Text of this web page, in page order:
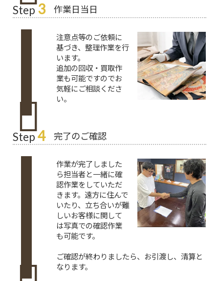
Step 3 作業日当日
注意点等のご依頼に
基づき、整理作業を行
います。
追加の回収・買取作
業も可能ですのでお
気軽にご相談くださ
い。
Step 4 完了のご確認
作業が完了しました
ら担当者と一緒に確
認作業をしていただ
きます。遠方に住んで
いたり、立ち合いが難
しいお客様に関して
は写真での確認作業
も可能です。
ご確認が終わりましたら、お引渡し、清算と
なります。